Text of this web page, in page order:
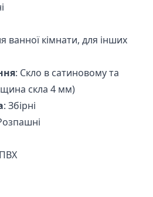
ванної кімнати, для інших
: Скло в сатиновому та
скла 4 мм)
: Збірні